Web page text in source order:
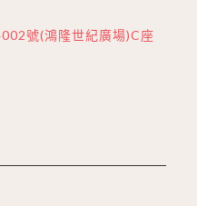
號(鴻隆世紀廣場)C座